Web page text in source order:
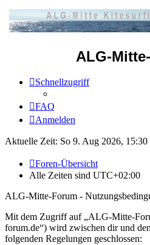
ALG-
Schnellzugriff
FAQ
Anmelden
Aktuelle Zeit: So 9. Aug 2026, 15:30
Foren-Übersicht
Alle Zeiten sind UTC+02:00
ALG-Mitte-Forum -
Mit dem Zugriff auf „ALG-Mitte-
forum.de“) wird zwischen dir und
folgenden Regelungen geschlossen: